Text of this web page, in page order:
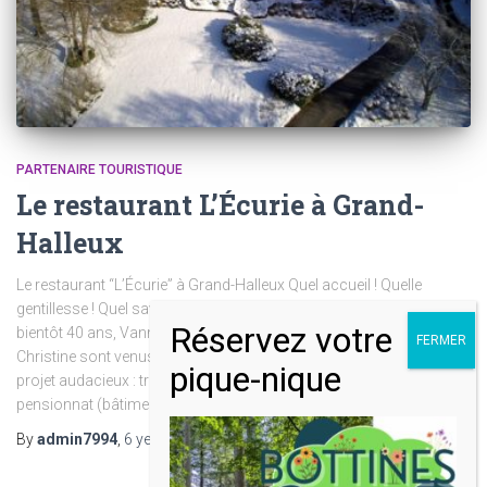
PARTENAIRE TOURISTIQUE
Le restaurant L’Écurie à Grand-
Halleux
Le restaurant “L’Écurie” à Grand-Halleux Quel accueil ! Quelle
gentillesse ! Quel savoir-faire ! Quelle belle rencontre ! Il y aura
bientôt 40 ans, Vanni Zangrandi et sa charmante épouse Marie-
Christine sont venus s’installer dans notre belle région avec un
projet audacieux : transformer les dépendances d’un ancien
pensionnat (bâtiment de 1890) en restaurant. Ils
Byadmin7994 6 yearsago